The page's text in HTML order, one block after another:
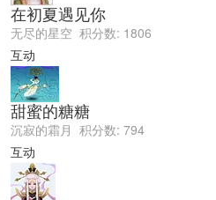
在初夏遇见你
无尽的星空 积分数: 1806
互动
甜蜜的糖糖
沉寂的霜月 积分数: 794
互动